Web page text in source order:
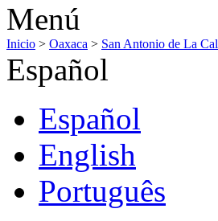
Menú
Inicio > Oaxaca > San Antonio de La Cal
Español
Español
English
Português